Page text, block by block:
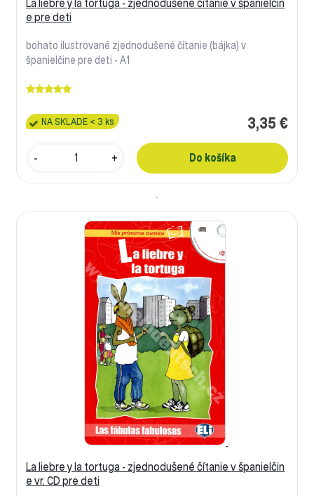
La liebre y la tortuga - zjednodušené čítanie v španielčin
e pre deti
bohato ilustrované zjednodušené čítanie (bájka) v
španielčine pre deti - A1
3,35 €
NA SKLADE < 3 ks
- +
La liebre y la tortuga - zjednodušené čítanie v španielčin
e vr. CD pre deti